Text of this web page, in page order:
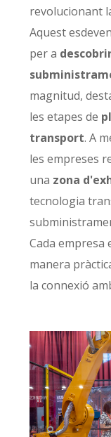
revolucionant
Aquest
per a
magnitud,
les etapes de
transport. A
les empreses
una zona
tecnologia
Cada empresa
manera
la connexió